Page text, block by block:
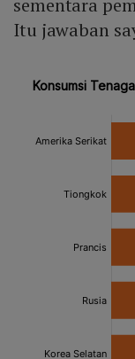
sementara
Itu jawaban